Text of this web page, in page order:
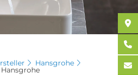
Hansgrohe